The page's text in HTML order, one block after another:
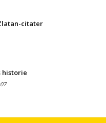
citater
historie